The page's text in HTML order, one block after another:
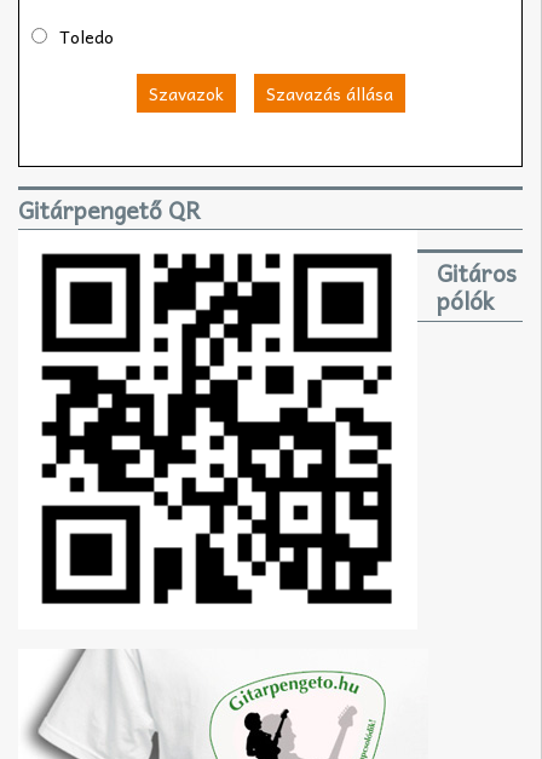
Toledo
Szavazok Szavazás állása
Gitárpengető QR
Gitáros
pólók